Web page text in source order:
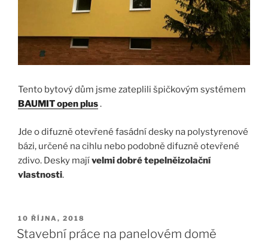
Tento bytový dům jsme zateplili špičkovým systémem
BAUMIT open plus.
Jde o difuzně otevřené fasádní desky na polystyrenové
bázi, určené na cihlu nebo podobně difuzně otevřené
zdivo. Desky majívelmi dobré tepelněizolační
vlastnosti.
PUBLIKOVÁNO
10 ŘÍJNA, 2018
Stavební práce na panelovém domě